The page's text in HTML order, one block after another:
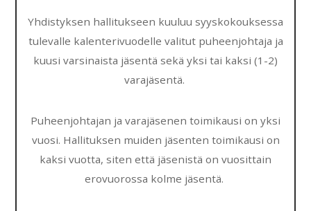
Yhdistyksen hallitukseen kuuluu syyskokouksessa
tulevalle kalenterivuodelle valitut puheenjohtaja ja
kuusi varsinaista jäsentä sekä yksi tai kaksi (1-2)
varajäsentä.
Puheenjohtajan ja varajäsenen toimikausi on yksi
vuosi. Hallituksen muiden jäsenten toimikausi on
kaksi vuotta, siten että jäsenistä on vuosittain
erovuorossa kolme jäsentä.